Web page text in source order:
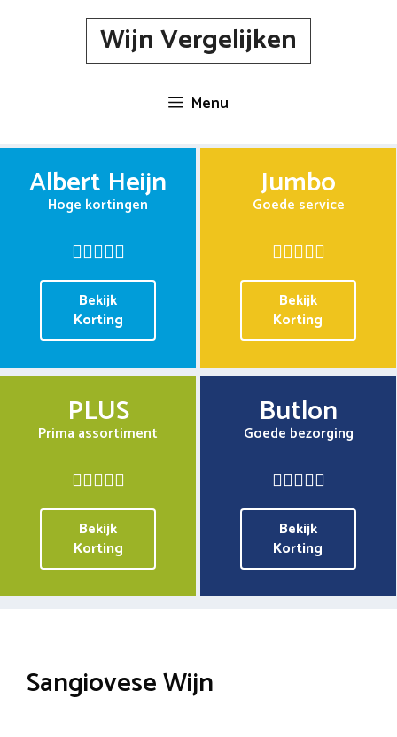
Wijn Vergelijken
Menu
Albert Heijn
Hoge kortingen
Bekijk
Korting
Jumbo
Goede service
Bekijk
Korting
PLUS
Prima assortiment
Bekijk
Korting
Butlon
Goede bezorging
Bekijk
Korting
Sangiovese Wijn